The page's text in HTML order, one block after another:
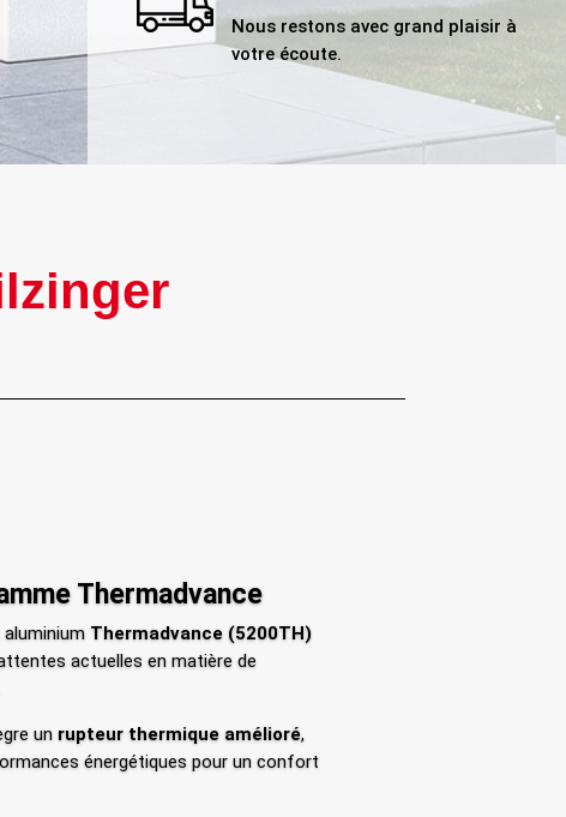
Nous restons avec grand plaisir à
votre écoute.
Thermadvance
Thermadvance (5200TH)
actuelles en matière de
unrupteur thermique amélioré,
énergétiques pour un confort